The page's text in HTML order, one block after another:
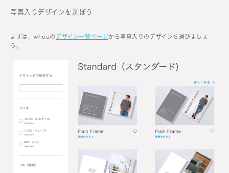
写真入りデザインを選ぼう
まずは、whooの デザイン一覧ページから写真入りのデザインを選びましょ
う。